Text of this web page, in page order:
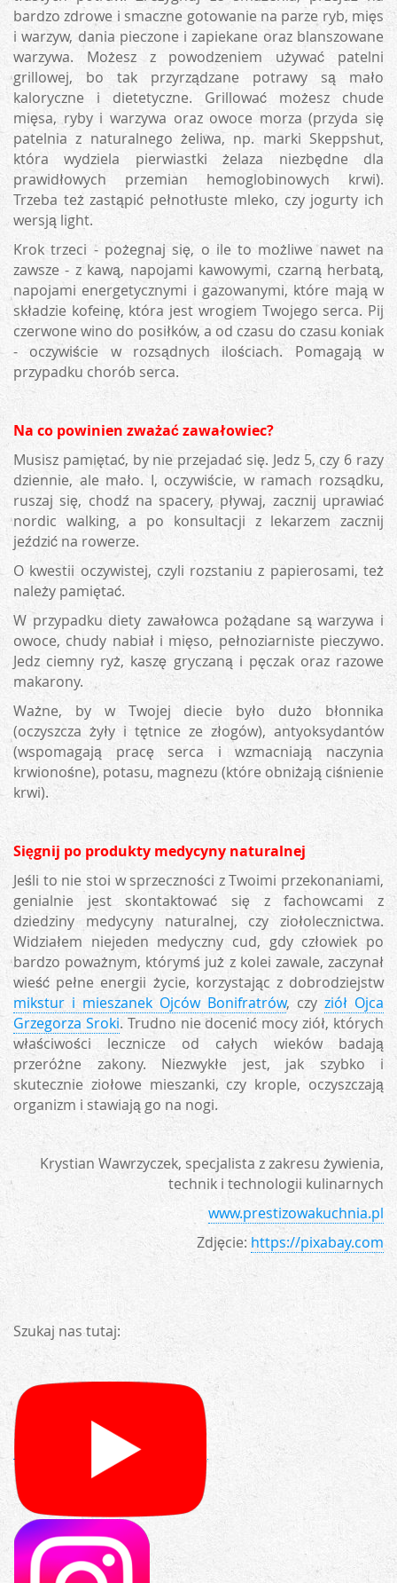
bardzo zdrowe i smaczne gotowanie na parze ryb, mięs
i warzyw, dania pieczone i zapiekane oraz blanszowane
warzywa. Możesz z powodzeniem używać patelni
grillowej, bo tak przyrządzane potrawy są mało
kaloryczne i dietetyczne. Grillować możesz chude
mięsa, ryby i warzywa oraz owoce morza (przyda się
patelnia z naturalnego żeliwa, np. marki Skeppshut,
która wydziela pierwiastki żelaza niezbędne dla
prawidłowych przemian hemoglobinowych krwi).
Trzeba też zastąpić pełnotłuste mleko, czy jogurty ich
wersją light.
Krok trzeci - pożegnaj się, o ile to możliwe nawet na
zawsze - z kawą, napojami kawowymi, czarną herbatą,
napojami energetycznymi i gazowanymi, które mają w
składzie kofeinę, która jest wrogiem Twojego serca. Pij
czerwone wino do posiłków, a od czasu do czasu koniak
- oczywiście w rozsądnych ilościach. Pomagają w
przypadku chorób serca.
Na co powinien zważać zawałowiec?
Musisz pamiętać, by nie przejadać się. Jedz 5, czy 6 razy
dziennie, ale mało. I, oczywiście, w ramach rozsądku,
ruszaj się, chodź na spacery, pływaj, zacznij uprawiać
nordic walking, a po konsultacji z lekarzem zacznij
jeździć na rowerze.
O kwestii oczywistej, czyli rozstaniu z papierosami, też
należy pamiętać.
W przypadku diety zawałowca pożądane są warzywa i
owoce, chudy nabiał i mięso, pełnoziarniste pieczywo.
Jedz ciemny ryż, kaszę gryczaną i pęczak oraz razowe
makarony.
Ważne, by w Twojej diecie było dużo błonnika
(oczyszcza żyły i tętnice ze złogów), antyoksydantów
(wspomagają pracę serca i wzmacniają naczynia
krwionośne), potasu, magnezu (które obniżają ciśnienie
krwi).
Sięgnij po produkty medycyny naturalnej
Jeśli to nie stoi w sprzeczności z Twoimi przekonaniami,
genialnie jest skontaktować się z fachowcami z
dziedziny medycyny naturalnej, czy ziołolecznictwa.
Widziałem niejeden medyczny cud, gdy człowiek po
bardzo poważnym, którymś już z kolei zawale, zaczynał
wieść pełne energii życie, korzystając z dobrodziejstw
mikstur i mieszanek Ojców Bonifratrów, czy ziół Ojca
Grzegorza Sroki. Trudno nie docenić mocy ziół, których
właściwości lecznicze od całych wieków badają
przeróżne zakony. Niezwykłe jest, jak szybko i
skutecznie ziołowe mieszanki, czy krople, oczyszczają
organizm i stawiają go na nogi.
Krystian Wawrzyczek, specjalista z zakresu żywienia,
technik i technologii kulinarnych
www.prestizowakuchnia.pl
Zdjęcie: https://pixabay.com
Szukaj nas tutaj: